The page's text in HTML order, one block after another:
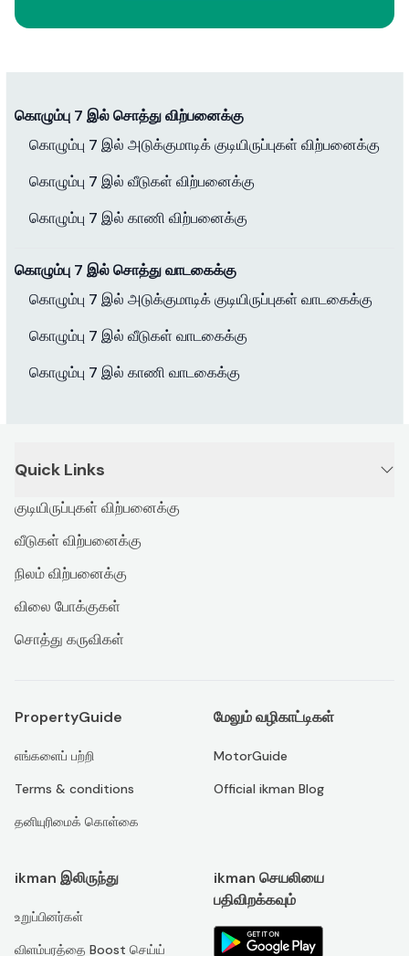
கொழும்பு 7 இல் சொத்து விற்பனைக்கு
கொழும்பு 7 இல் அடுக்குமாடிக் குடியிருப்புகள் விற்பனைக்கு
கொழும்பு 7 இல் வீடுகள் விற்பனைக்கு
கொழும்பு 7 இல் காணி விற்பனைக்கு
கொழும்பு 7 இல் சொத்து வாடகைக்கு
கொழும்பு 7 இல் அடுக்குமாடிக் குடியிருப்புகள் வாடகைக்கு
கொழும்பு 7 இல் வீடுகள் வாடகைக்கு
கொழும்பு 7 இல் காணி வாடகைக்கு
Quick Links
குடியிருப்புகள் விற்பனைக்கு
வீடுகள் விற்பனைக்கு
நிலம் விற்பனைக்கு
விலை போக்குகள்
சொத்து கருவிகள்
PropertyGuide
எங்களைப் பற்றி
Terms & conditions
தனியுரிமைக் கொள்கை
மேலும் வழிகாட்டிகள்
MotorGuide
Official ikman Blog
ikman இலிருந்து
உறுப்பினர்கள்
விளம்பரத்தை Boost செய்ய்
ikman செயலியை
பதிவிறக்கவும்